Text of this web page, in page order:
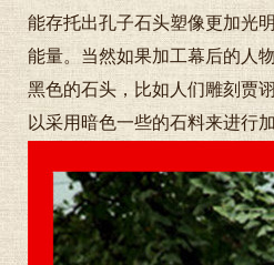
能存托出孔子石头塑像更加光
能量。当然如果加工幕后的人
黑色的石头，比如人们雕刻贾
以采用暗色一些的石料来进行加